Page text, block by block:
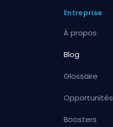
Entreprise
À propos
Blog
Glossaire
Opportunités
Boosters